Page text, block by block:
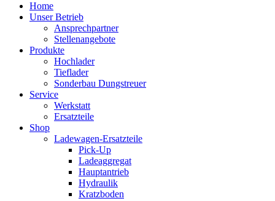
Home
Unser Betrieb
Ansprechpartner
Stellenangebote
Produkte
Hochlader
Tieflader
Sonderbau Dungstreuer
Service
Werkstatt
Ersatzteile
Shop
Ladewagen-Ersatzteile
Pick-Up
Ladeaggregat
Hauptantrieb
Hydraulik
Kratzboden